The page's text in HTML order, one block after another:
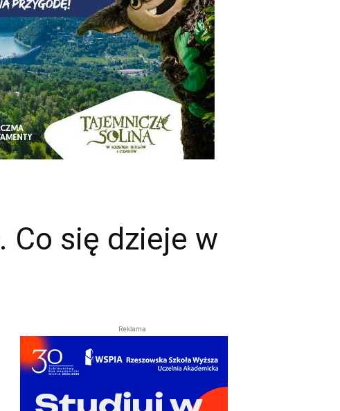
Co się dzieje w
Reklama